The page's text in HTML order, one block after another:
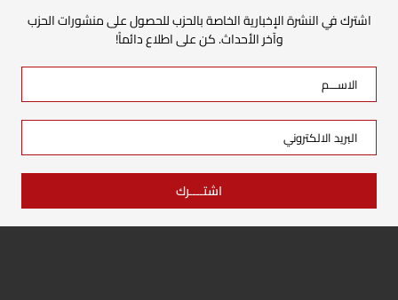
اشترك في النشرة الإخبارية الخاصة بالحزب للحصول على منشورات الحزب
وآخر الأحداث. كن على اطلاع دائماً!